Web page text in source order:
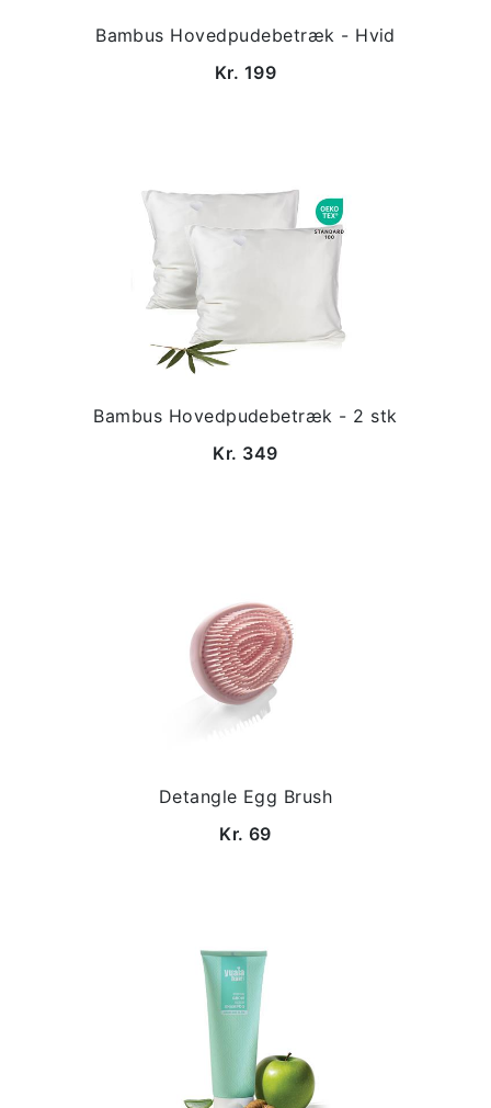
Bambus Hovedpudebetræk - Hvid
Kr. 199
Bambus Hovedpudebetræk - 2 stk
Kr. 349
Detangle Egg Brush
Kr. 69